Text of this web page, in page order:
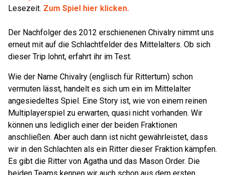
Lesezeit. Zum Spiel hier klicken.
Der Nachfolger des 2012 erschienenen Chivalry nimmt uns
erneut mit auf die Schlachtfelder des Mittelalters. Ob sich
dieser Trip lohnt, erfahrt ihr im Test.
Wie der Name Chivalry (englisch für Rittertum) schon
vermuten lässt, handelt es sich um ein im Mittelalter
angesiedeltes Spiel. Eine Story ist, wie von einem reinen
Multiplayerspiel zu erwarten, quasi nicht vorhanden. Wir
können uns lediglich einer der beiden Fraktionen
anschließen. Aber auch dann ist nicht gewährleistet, dass
wir in den Schlachten als ein Ritter dieser Fraktion kämpfen.
Es gibt die Ritter von Agatha und das Mason Order. Die